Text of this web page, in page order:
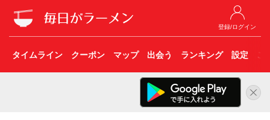
登録/ログイン
タイムライン クーポン マップ 出会う ランキング 設定 こ